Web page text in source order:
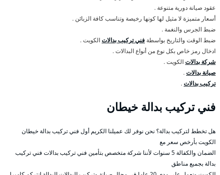
عقود صيانة دورية متنوعة .
أسعار متميزة لا مثيل لها كونها رخيصة وتناسب كافة الزبائن .
ضبط الجرس والنغمة .
ضبط الوقت والتاريخ بواسطة فني تركيب بدالاتالكويت .
ادخال رمز خاص بكل نوع من أنواع البدالات .
شركة بدالاتالكويت .
صيانة بدالات.
تركيب بدالات.
فني تركيب بدالة خيطان
هل تخطط لتركيب بدالة؟ نحن نوفر لك عميلنا الكريم أول فني تركيب بدالة خيطان
الكويت بأرخص سعر مع
الضمان والكفالة 5 سنوات لأننا شركة متخصص بتأمين فني تركيب بدالات فني تركيب
بدالة بجميع مناطق